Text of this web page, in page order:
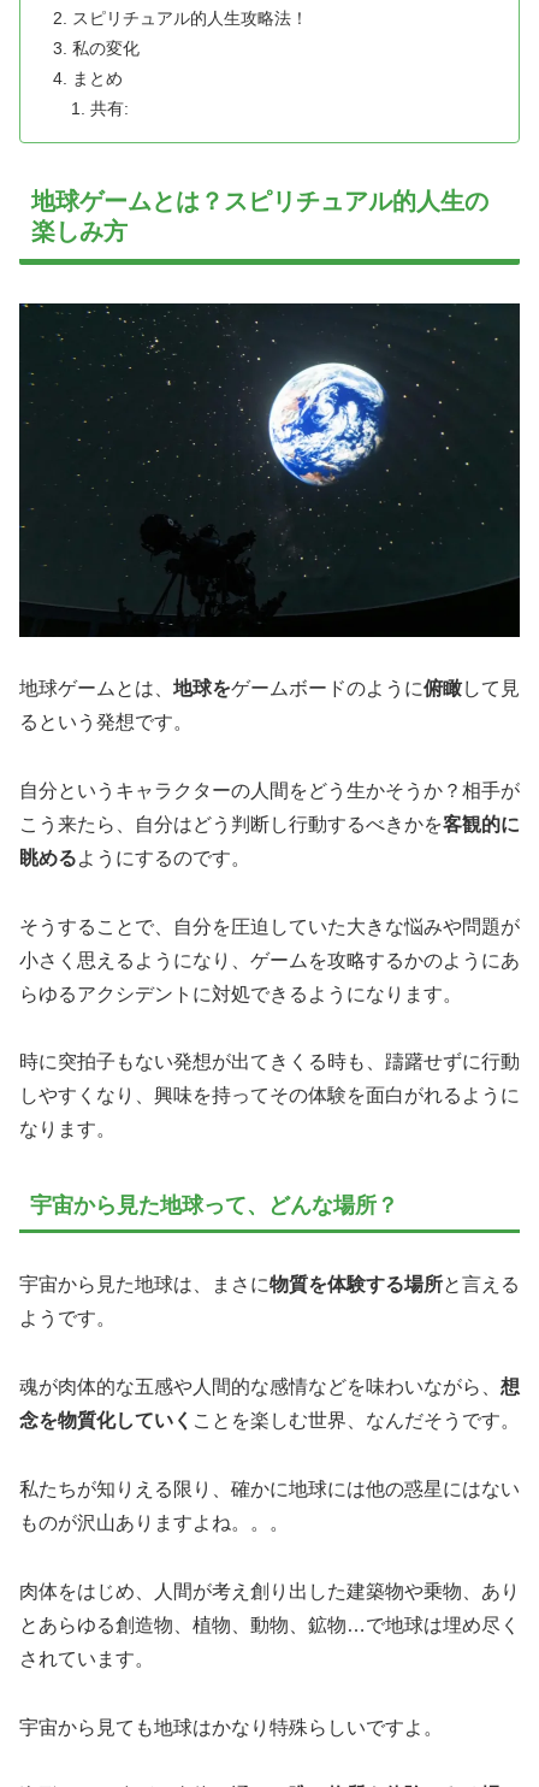
スピリチュアル的人生攻略法！
私の変化
まとめ
共有:
地球ゲームとは？スピリチュアル的人生の
楽しみ方
地球ゲームとは、 地球をゲームボードのように俯瞰して見
るという発想です。
自分というキャラクターの人間をどう生かそうか？相手が
こう来たら、自分はどう判断し行動するべきかを客観的に
眺めるようにするのです。
そうすることで、自分を圧迫していた大きな悩みや問題が
小さく思えるようになり、ゲームを攻略するかのようにあ
らゆるアクシデントに対処できるようになります。
時に突拍子もない発想が出てきくる時も、躊躇せずに行動
しやすくなり、興味を持ってその体験を面白がれるように
なります。
宇宙から見た地球って、どんな場所？
宇宙から見た地球は、まさに物質を体験する場所と言える
ようです。
魂が肉体的な五感や人間的な感情などを味わいながら、 想
念を物質化していく ことを楽しむ世界、なんだそうです。
私たちが知りえる限り、確かに地球には他の惑星にはない
ものが沢山ありますよね。。。
肉体をはじめ、人間が考え創り出した建築物や乗物、あり
とあらゆる創造物、植物、動物、鉱物…で地球は埋め尽く
されています。
宇宙から見ても地球はかなり特殊らしいですよ。